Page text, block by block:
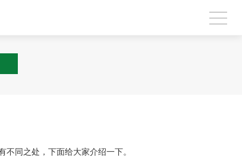
同之处，下面给大家介绍一下。